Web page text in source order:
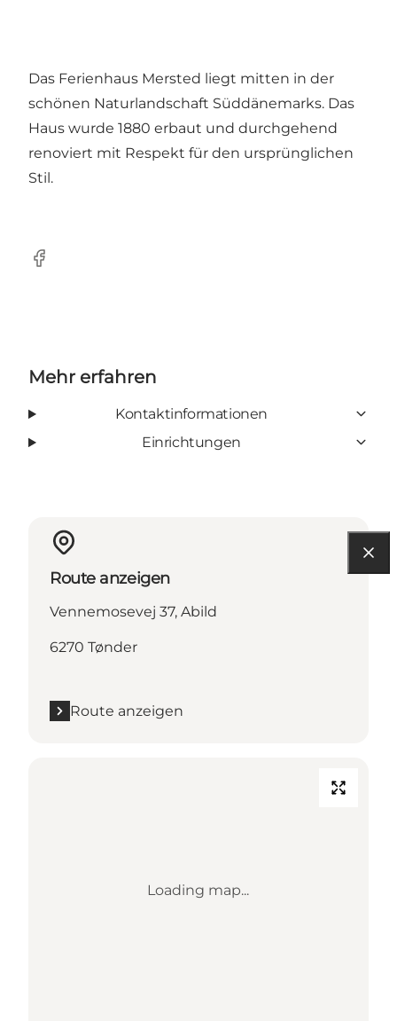
Das Ferienhaus Mersted liegt mitten in der
schönen Naturlandschaft Süddänemarks. Das
Haus wurde 1880 erbaut und durchgehend
renoviert mit Respekt für den ursprünglichen
Stil.
Facebook
Mehr erfahren
Kontaktinformationen
Einrichtungen
Route anzeigen
Vennemosevej 37, Abild
6270 Tønder
Route anzeigen
Loading map...